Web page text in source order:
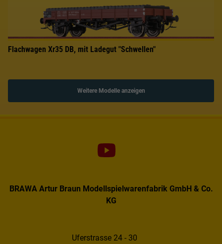
Flachwagen Xr35 DB, mit Ladegut "Schwellen"
Weitere Modelle anzeigen
BRAWA Artur Braun Modellspielwarenfabrik GmbH & Co.
KG
Uferstrasse 24 - 30